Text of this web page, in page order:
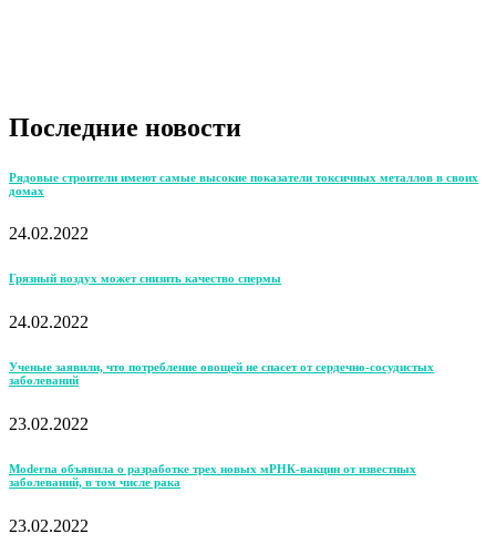
Последние новости
Рядовые строители имеют самые высокие показатели токсичных металлов в своих
домах
24.02.2022
Грязный воздух может снизить качество спермы
24.02.2022
Ученые заявили, что потребление овощей не спасет от сердечно-сосудистых
заболеваний
23.02.2022
Moderna объявила о разработке трех новых мРНК-вакцин от известных
заболеваний, в том числе рака
23.02.2022